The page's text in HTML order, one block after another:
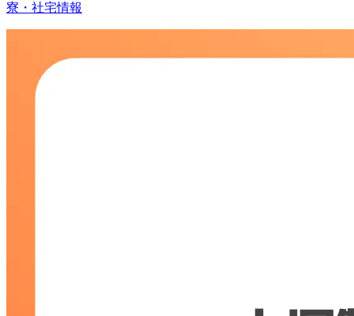
寮・社宅情報